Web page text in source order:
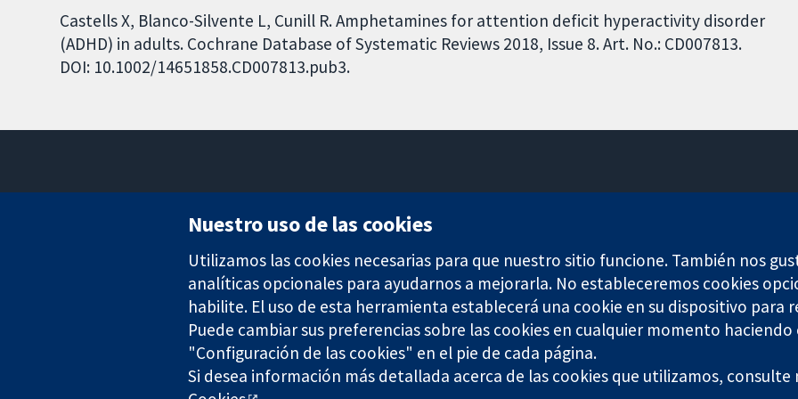
Castells X, Blanco-Silvente L, Cunill R. Amphetamines for attention deficit hyperactivity disorder
(ADHD) in adults. Cochrane Database of Systematic Reviews 2018, Issue 8. Art. No.: CD007813.
DOI: 10.1002/14651858.CD007813.pub3.
Londres
Reino Unido
The Cochrane Collaboration is a charity (no. 1045921) and a company limited by guarantee (no. 03044323) registered in England &
Nuestro uso de las cookies
Utilizamos las cookies necesarias para que nuestro sitio funcione. También nos
analíticas opcionales para ayudarnos a mejorarla. No estableceremos cookies
habilite. El uso de esta herramienta establecerá una cookie en su dispositivo para
Puede cambiar sus preferencias sobre las cookies en cualquier momento haciendo
"Configuración de las cookies" en el pie de cada página.
Si desea información más detallada acerca de las cookies que utilizamos, consulte